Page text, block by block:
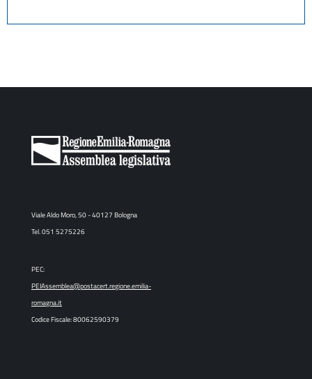
Viale Aldo Moro, 50 - 40127 Bologna
Tel. 051 5275226
PEC:
PEIAssemblea@postacert.regione.emilia-
romagna.it
Codice Fiscale: 80062590379